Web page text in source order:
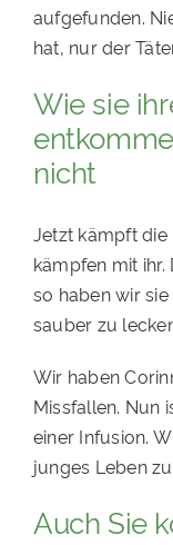
4KIDS
TIERHEIME
PATENSCHAFTEN
RATGEBER
aufgefunden.
hat, nur der
Wie sie
nicht
Jetzt kämpft
kämpfen mit
so haben wir
sauber zu
Wir haben
Missfallen. Nun
einer Infusion.
junges Leben
Auch Sie